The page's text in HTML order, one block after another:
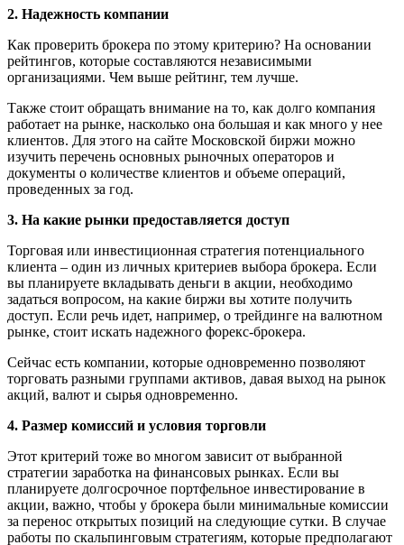
2. Надежность компании
Как проверить брокера по этому критерию? На основании
рейтингов, которые составляются независимыми
организациями. Чем выше рейтинг, тем лучше.
Также стоит обращать внимание на то, как долго компания
работает на рынке, насколько она большая и как много у нее
клиентов. Для этого на сайте Московской биржи можно
изучить перечень основных рыночных операторов и
документы о количестве клиентов и объеме операций,
проведенных за год.
3. На какие рынки предоставляется доступ
Торговая или инвестиционная стратегия потенциального
клиента – один из личных критериев выбора брокера. Если
вы планируете вкладывать деньги в акции, необходимо
задаться вопросом, на какие биржи вы хотите получить
доступ. Если речь идет, например, о трейдинге на валютном
рынке, стоит искать надежного форекс-брокера.
Сейчас есть компании, которые одновременно позволяют
торговать разными группами активов, давая выход на рынок
акций, валют и сырья одновременно.
4. Размер комиссий и условия торговли
Этот критерий тоже во многом зависит от выбранной
стратегии заработка на финансовых рынках. Если вы
планируете долгосрочное портфельное инвестирование в
акции, важно, чтобы у брокера были минимальные комиссии
за перенос открытых позиций на следующие сутки. В случае
работы по скальпинговым стратегиям, которые предполагают